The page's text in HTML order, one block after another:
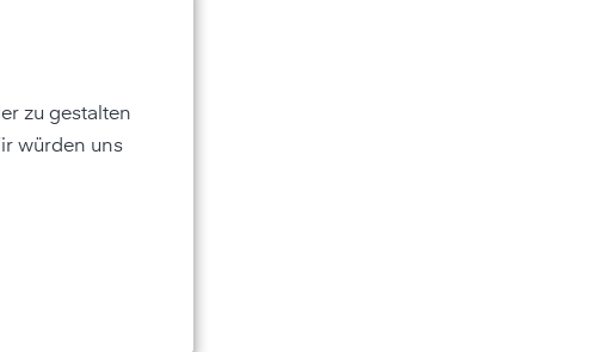
können bei
im
zu gestalten
würden uns